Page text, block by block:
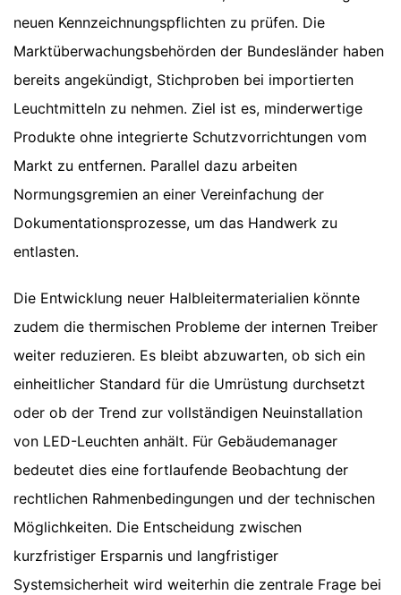
neuen Kennzeichnungspflichten zu prüfen. Die
Marktüberwachungsbehörden der Bundesländer haben
bereits angekündigt, Stichproben bei importierten
Leuchtmitteln zu nehmen. Ziel ist es, minderwertige
Produkte ohne integrierte Schutzvorrichtungen vom
Markt zu entfernen. Parallel dazu arbeiten
Normungsgremien an einer Vereinfachung der
Dokumentationsprozesse, um das Handwerk zu
entlasten.
Die Entwicklung neuer Halbleitermaterialien könnte
zudem die thermischen Probleme der internen Treiber
weiter reduzieren. Es bleibt abzuwarten, ob sich ein
einheitlicher Standard für die Umrüstung durchsetzt
oder ob der Trend zur vollständigen Neuinstallation
von LED-Leuchten anhält. Für Gebäudemanager
bedeutet dies eine fortlaufende Beobachtung der
rechtlichen Rahmenbedingungen und der technischen
Möglichkeiten. Die Entscheidung zwischen
kurzfristiger Ersparnis und langfristiger
Systemsicherheit wird weiterhin die zentrale Frage bei